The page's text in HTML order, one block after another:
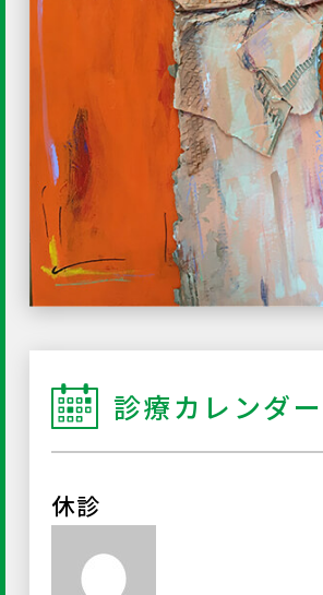
診療カレンダー
休診